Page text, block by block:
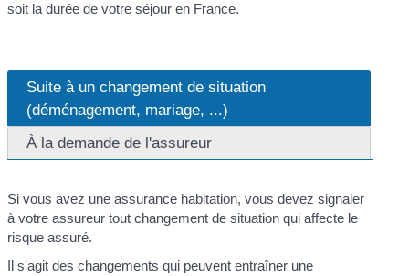
soit la durée de votre séjour en France.
Suite à un changement de situation
(déménagement, mariage, ...)
À la demande de l'assureur
Si vous avez une assurance habitation, vous devez signaler
à votre assureur tout changement de situation qui affecte le
risque assuré.
Il s'agit des changements qui peuvent entraîner une